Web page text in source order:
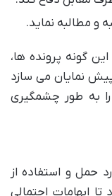
و مطالبه نماید.
گونه پرونده ها،
نمایان می سازد
به طور چشمگیری
حمل و استفاده از
ابهامات احتمالی